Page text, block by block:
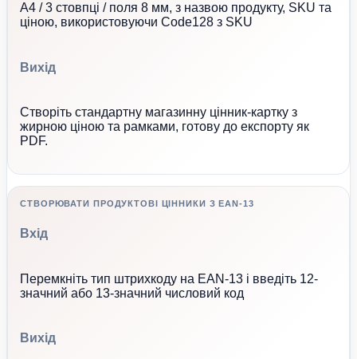
A4 / 3 стовпці / поля 8 мм, з назвою продукту, SKU та
ціною, використовуючи Code128 з SKU
Вихід
Створіть стандартну магазинну цінник-картку з
жирною ціною та рамками, готову до експорту як
PDF.
СТВОРЮВАТИ ПРОДУКТОВІ ЦІННИКИ З EAN-13
Вхід
Перемкніть тип штрихкоду на EAN-13 і введіть 12-
значний або 13-значний числовий код
Вихід